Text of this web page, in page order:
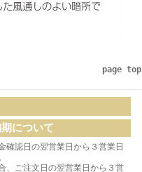
page top
について
確認日の翌営業日から３営業日
、ご注文日の翌営業日から３営